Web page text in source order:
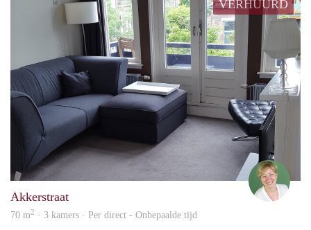
VERHUURD
Akkerstraat
70 m2 · 3 kamers · Per direct - Onbepaalde tijd